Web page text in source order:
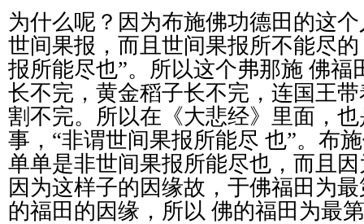
为什么呢？因为布施佛功德田的这
世间果报，而且世间果报所不能尽
报所能尽也”。所以这个弗那施 佛福
长不完，黄金稻子长不完，连国王
割不完。所以在《大悲经》里面，
事， “非谓世间果报所能尽 也”。布
单单是非世间果报所能尽也，而且
因为这样子的因缘故，于佛福田为
的福田的因缘，所以 佛的福田为最